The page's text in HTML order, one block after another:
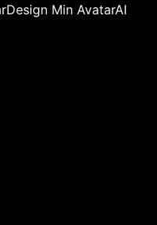
Design Min AvatarAI